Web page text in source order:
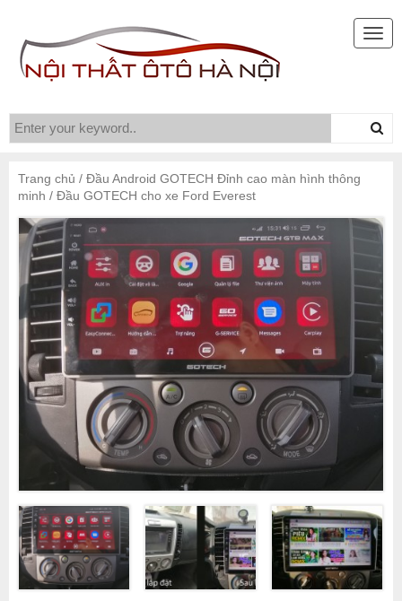
Trang chủ / Đầu Android GOTECH Đỉnh cao màn hình thông
minh / Đầu GOTECH cho xe Ford Everest